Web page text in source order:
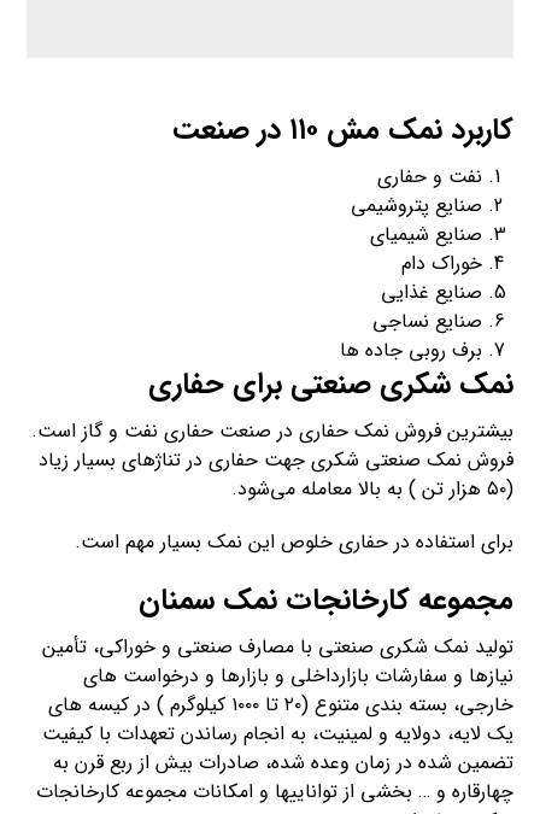
کاربرد نمک مش ۱۱۰ در صنعت
نفت و حفاری
صنایع پتروشیمی
صنایع شیمیای
خوراک دام
صنایع غذایی
صنایع نساجی
برف روبی جاده ها
نمک شکری صنعتی برای حفاری
بیشترین فروش نمک حفاری در صنعت حفاری نفت و گاز است.
فروش نمک صنعتی شکری جهت حفاری در تناژهای بسیار زیاد
(۵۰ هزار تن ) به بالا معامله می‌شود.
برای استفاده در حفاری خلوص این نمک بسیار مهم است.
مجموعه کارخانجات نمک سمنان
تولید نمک شکری صنعتی با مصارف صنعتی و خوراکی، تأمین
نیازها و سفارشات بازارداخلی و بازارها و درخواست های
خارجی، بسته بندی متنوع (۲۰ تا ۱۰۰۰ کیلوگرم ) در کیسه های
یک لایه، دولایه و لمینیت، به انجام رساندن تعهدات با کیفیت
تضمین شده در زمان وعده شده، صادرات بیش از ربع قرن به
چهارقاره و … بخشی از تواناییها و امکانات مجموعه کارخانجات